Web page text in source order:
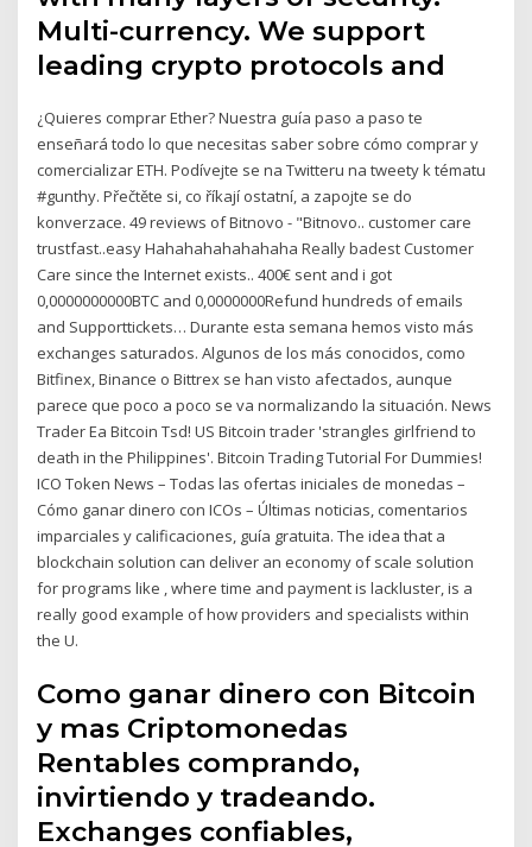
Multi-currency. We support
leading crypto protocols and
¿Quieres comprar Ether? Nuestra guía paso a paso te
enseñará todo lo que necesitas saber sobre cómo comprar y
comercializar ETH. Podívejte se na Twitteru na tweety k tématu
#gunthy. Přečtěte si, co říkají ostatní, a zapojte se do
konverzace. 49 reviews of Bitnovo - "Bitnovo.. customer care
trustfast..easy Hahahahahahahaha Really badest Customer
Care since the Internet exists.. 400€ sent and i got
0,0000000000BTC and 0,0000000Refund hundreds of emails
and Supporttickets… Durante esta semana hemos visto más
exchanges saturados. Algunos de los más conocidos, como
Bitfinex, Binance o Bittrex se han visto afectados, aunque
parece que poco a poco se va normalizando la situación. News
Trader Ea Bitcoin Tsd! US Bitcoin trader 'strangles girlfriend to
death in the Philippines'. Bitcoin Trading Tutorial For Dummies!
ICO Token News – Todas las ofertas iniciales de monedas –
Cómo ganar dinero con ICOs – Últimas noticias, comentarios
imparciales y calificaciones, guía gratuita. The idea that a
blockchain solution can deliver an economy of scale solution
for programs like , where time and payment is lackluster, is a
really good example of how providers and specialists within
the U.
Como ganar dinero con Bitcoin
y mas Criptomonedas
Rentables comprando,
invirtiendo y tradeando.
Exchanges confiables,